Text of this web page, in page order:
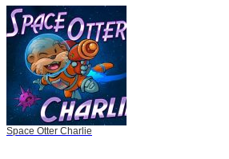
Space Otter Charlie